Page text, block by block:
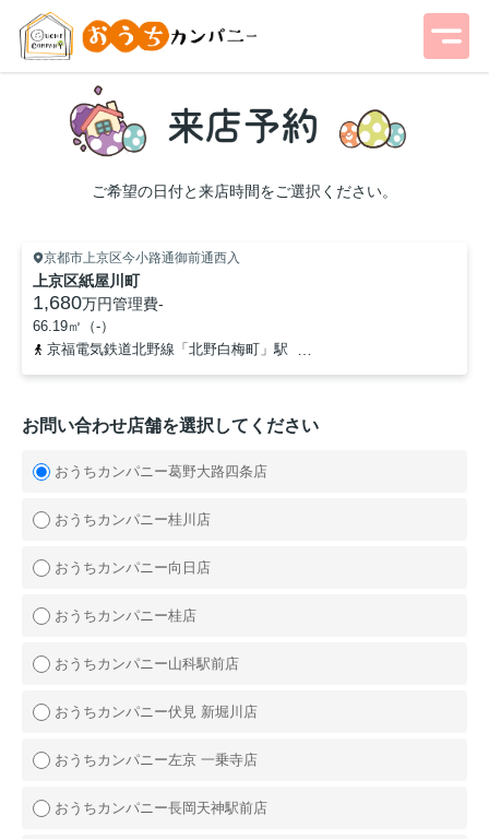
ご希望の日付と来店時間をご選択ください。
京都市上京区今小路通御前通西入
上京区紙屋川町
1,680万円管理費-
66.19㎡（-）
京福電気鉄道北野線「北野白梅町」駅
お問い合わせ店舗を選択してください
おうちカンパニー葛野大路四条店
おうちカンパニー桂川店
おうちカンパニー向日店
おうちカンパニー桂店
おうちカンパニー山科駅前店
おうちカンパニー伏見 新堀川店
おうちカンパニー左京 一乗寺店
おうちカンパニー長岡天神駅前店